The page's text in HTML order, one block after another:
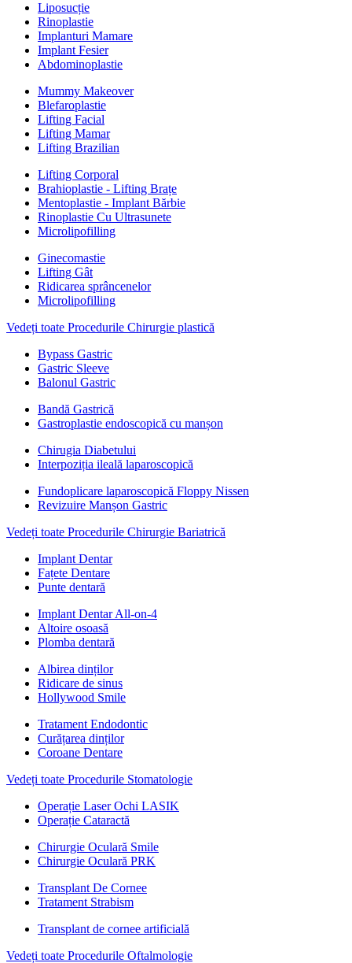
Liposucție
Rinoplastie
Implanturi Mamare
Implant Fesier
Abdominoplastie
Mummy Makeover
Blefaroplastie
Lifting Facial
Lifting Mamar
Lifting Brazilian
Lifting Corporal
Brahioplastie - Lifting Brațe
Mentoplastie - Implant Bărbie
Rinoplastie Cu Ultrasunete
Microlipofilling
Ginecomastie
Lifting Gât
Ridicarea sprâncenelor
Microlipofilling
Vedeți toate Procedurile Chirurgie plastică
Bypass Gastric
Gastric Sleeve
Balonul Gastric
Bandă Gastrică
Gastroplastie endoscopică cu manșon
Chirugia Diabetului
Interpoziția ileală laparoscopică
Fundoplicare laparoscopică Floppy Nissen
Revizuire Manșon Gastric
Vedeți toate Procedurile Chirurgie Bariatrică
Implant Dentar
Fațete Dentare
Punte dentară
Implant Dentar All-on-4
Altoire osoasă
Plomba dentară
Albirea dinților
Ridicare de sinus
Hollywood Smile
Tratament Endodontic
Curățarea dinților
Coroane Dentare
Vedeți toate Procedurile Stomatologie
Operație Laser Ochi LASIK
Operație Cataractă
Chirurgie Oculară Smile
Chirurgie Oculară PRK
Transplant De Cornee
Tratament Strabism
Transplant de cornee artificială
Vedeți toate Procedurile Oftalmologie